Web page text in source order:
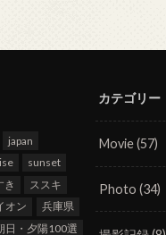
japan
sunset
き
ススキ
オン
兵庫県
日・夕陽100選
カテゴリー
Movie(57)
Photo (34)